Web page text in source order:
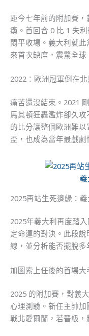
距今七年前的附加賽
瘓。首回合 0 比 1 失
悶平收場。義大利就
來首次缺席，震驚全球
2022：歐洲冠軍倒在
痛苦還沒結束。2021
馬其頓狂轟濫炸卻久
的比分讓整個歐洲難
盃，也成為當年最戲劇
2025再站生死邊緣：
2025年義大利再度踏
定命運的對決。此段
線，並分析能否擺脫多
加圖索上任後的首場大
2025 的附加賽，對義
心理測驗。新任主帥
戰北愛爾蘭，若晉級，